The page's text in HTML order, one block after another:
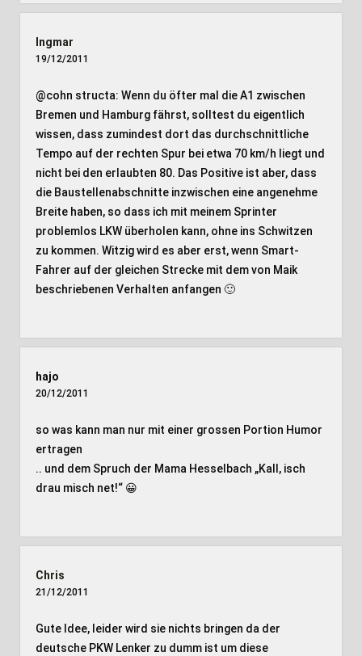
Ingmar
19/12/2011
@cohn structa: Wenn du öfter mal die A1 zwischen
Bremen und Hamburg fährst, solltest du eigentlich
wissen, dass zumindest dort das durchschnittliche
Tempo auf der rechten Spur bei etwa 70 km/h liegt und
nicht bei den erlaubten 80. Das Positive ist aber, dass
die Baustellenabschnitte inzwischen eine angenehme
Breite haben, so dass ich mit meinem Sprinter
problemlos LKW überholen kann, ohne ins Schwitzen
zu kommen. Witzig wird es aber erst, wenn Smart-
Fahrer auf der gleichen Strecke mit dem von Maik
beschriebenen Verhalten anfangen 🙂
hajo
20/12/2011
so was kann man nur mit einer grossen Portion Humor
ertragen
.. und dem Spruch der Mama Hesselbach „Kall, isch
drau misch net!“ 😀
Chris
21/12/2011
Gute Idee, leider wird sie nichts bringen da der
deutsche PKW Lenker zu dumm ist um diese